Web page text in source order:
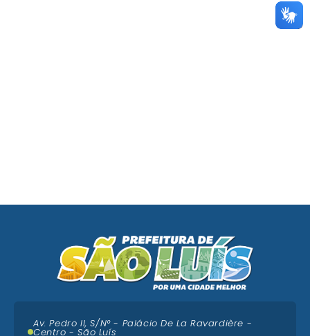
Av. Pedro II, S/N° - Palácio De La Ravardière -
Centro - São Luís